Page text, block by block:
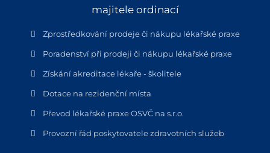
majitele ordinací
Zprostředkování prodeje či nákupu lékařské praxe
Poradenství při prodeji či nákupu lékařské praxe
Získání akreditace lékaře - školitele
Dotace na rezidenční místa
Převod lékařské praxe OSVČ na s.r.o.
Provozní řád poskytovatele zdravotních služeb